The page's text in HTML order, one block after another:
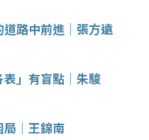
路中前進｜張方遠
」有盲點｜朱駿
｜王錦南